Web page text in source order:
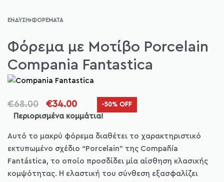
ΈΝΔΥΣΗ›ΦΟΡΈΜΑΤΑ
Φόρεμα με Μοτίβο Porcelain
Compania Fantastica
€68.00 €34.00 -50% OFF
Περιορισμένα κομμάτια!
Αυτό το μακρύ φόρεμα διαθέτει το χαρακτηριστικό
εκτυπωμένο σχέδιο “Porcelain” της Compañía
Fantástica, το οποίο προσδίδει μία αίσθηση κλασικής
κομψότητας. Η ελαστική του σύνθεση εξασφαλίζει